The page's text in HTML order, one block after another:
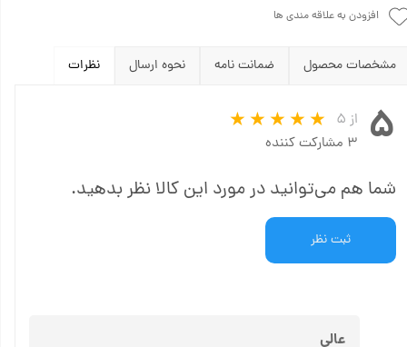
افزودن به علاقه مندی ها
مشخصات محصول ضمانت نامه نحوه ارسال نظرات
۵
از ۵
۳ مشارکت کننده
شما هم می‌توانید در مورد این کالا نظر بدهید.
ثبت نظر
عالی